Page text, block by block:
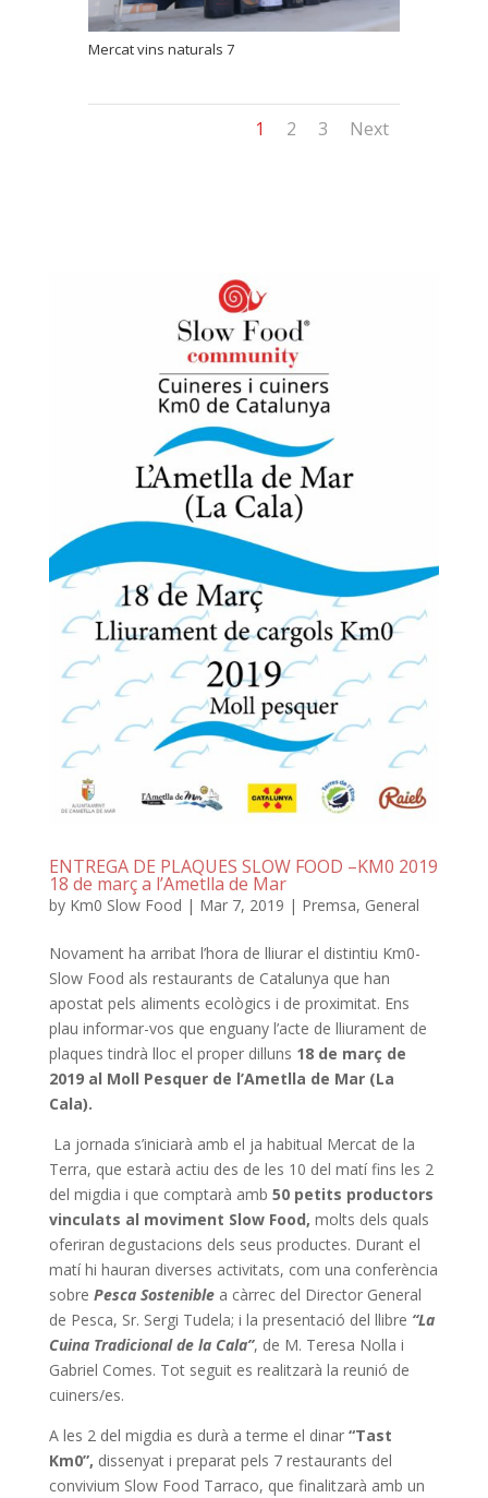
Mercat vins naturals 7
1 2 3 Next
ENTREGA DE PLAQUES SLOW FOOD –KM0 2019
18 de març a l’Ametlla de Mar
by Km0 Slow Food | Mar 7, 2019 | Premsa, General
Novament ha arribat l’hora de lliurar el distintiu Km0-
Slow Food als restaurants de Catalunya que han
apostat pels aliments ecològics i de proximitat. Ens
plau informar-vos que enguany l’acte de lliurament de
plaques tindrà lloc el proper dilluns 18 de març de
2019 al Moll Pesquer de l’Ametlla de Mar (La
Cala).
La jornada s’iniciarà amb el ja habitual Mercat de la
Terra, que estarà actiu des de les 10 del matí fins les 2
del migdia i que comptarà amb 50 petits productors
vinculats al moviment Slow Food, molts dels quals
oferiran degustacions dels seus productes. Durant el
matí hi hauran diverses activitats, com una conferència
sobre Pesca Sosteniblea càrrec del Director General
de Pesca, Sr. Sergi Tudela; i la presentació del llibre “La
Cuina Tradicional de la Cala”, de M. Teresa Nolla i
Gabriel Comes. Tot seguit es realitzarà la reunió de
cuiners/es.
A les 2 del migdia es durà a terme el dinar “Tast
Km0”, dissenyat i preparat pels 7 restaurants del
convivium Slow Food Tarraco, que finalitzarà amb un